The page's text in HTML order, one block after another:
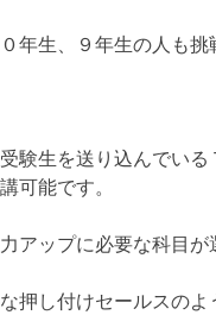
年生、９年生の人も挑
験生を送り込んでい
可能です。
アップに必要な科目が
押し付けセールスのよ